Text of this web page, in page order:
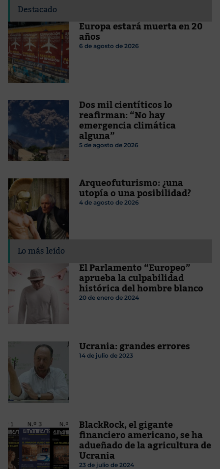
Destacado
Europa estará muerta en 20
años
6 de agosto de 2026
Dos mil cientíticos lo
reafirman: “No hay
emergencia climática
alguna”
5 de agosto de 2026
Arqueofuturismo: ¿una
utopía o una posibilidad?
4 de agosto de 2026
Lo más leído
El Parlamento “Europeo”
aprueba la culpabilidad
histórica del hombre blanco
20 de enero de 2024
Ucrania: grandes errores
14 de julio de 2023
BlackRock, el gigante
financiero americano, se ha
adueñado de la agricultura de
Ucrania
23 de julio de 2024